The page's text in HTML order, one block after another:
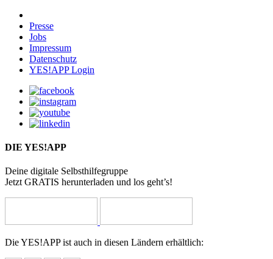
Presse
Jobs
Impressum
Datenschutz
YES!APP Login
DIE YES!APP
Deine digitale Selbsthilfegruppe
Jetzt GRATIS herunterladen und los geht’s!
Die YES!APP ist auch in diesen Ländern erhältlich: